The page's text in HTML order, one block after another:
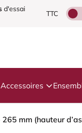
d'essai
TTC
Accessoires